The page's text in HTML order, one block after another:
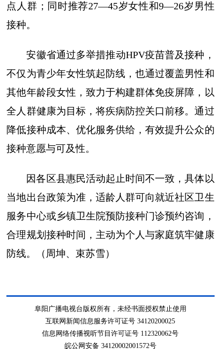
点人群；同时推荐27—45岁女性和9—26岁男性
接种。
安徽省通过多举措推动HPV疫苗普及接种，
不仅为青少年女性筑起防线，也通过覆盖男性和
其他年龄段女性，致力于构建群体免疫屏障，以
全人群健康为目标，将疾病防控关口前移。通过
降低接种成本、优化服务供给，有效提升公众的
接种意愿与可及性。
因各区县惠民活动起止时间不一致，具体以
当地出台政策为准，适龄人群可向就近社区卫生
服务中心或乡镇卫生院预防接种门诊预约咨询，
合理规划接种时间，主动为个人与家庭筑牢健康
防线。（周坤、束苏雪）
阜阳广播电视台版权所有，未经书面授权禁止使用
互联网新闻信息服务许可证号 34120200025
信息网络传播视听节目许可证号 112320062号
皖公网安备 34120002001572号